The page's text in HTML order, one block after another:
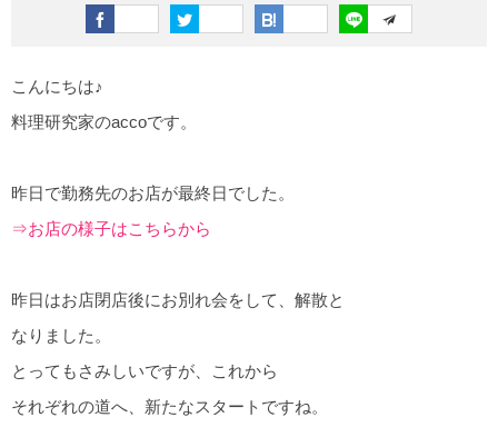
こんにちは♪
料理研究家のaccoです。
昨日で勤務先のお店が最終日でした。
⇒お店の様子はこちらから
昨日はお店閉店後にお別れ会をして、解散と
なりました。
とってもさみしいですが、これから
それぞれの道へ、新たなスタートですね。